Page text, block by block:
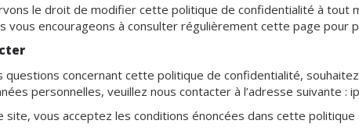
le droit de modifier cette politique de confidentialité à tout
vous encourageons à consulter régulièrement cette page pour
questions concernant cette politique de confidentialité,
personnelles, veuillez nous contacter à l’adresse suivante :
site, vous acceptez les conditions énoncées dans cette